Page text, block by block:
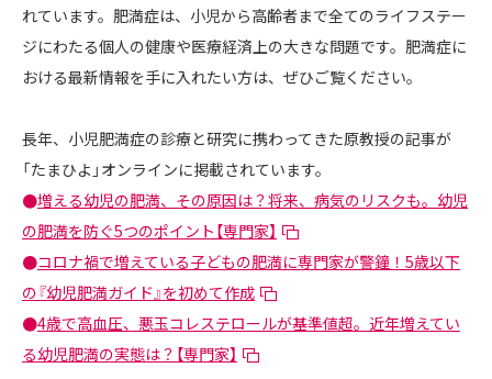
れています。肥満症は、小児から高齢者まで全てのライフステー
ジにわたる個人の健康や医療経済上の大きな問題です。肥満症に
おける最新情報を手に入れたい方は、ぜひご覧ください。
長年、小児肥満症の診療と研究に携わってきた原教授の記事が
「たまひよ」オンラインに掲載されています。
●増える幼児の肥満、その原因は？将来、病気のリスクも。幼児
の肥満を防ぐ5つのポイント【専門家】
●コロナ禍で増えている子どもの肥満に専門家が警鐘！5歳以下
の『幼児肥満ガイド』を初めて作成
●4歳で高血圧、悪玉コレステロールが基準値超。近年増えてい
る幼児肥満の実態は？【専門家】